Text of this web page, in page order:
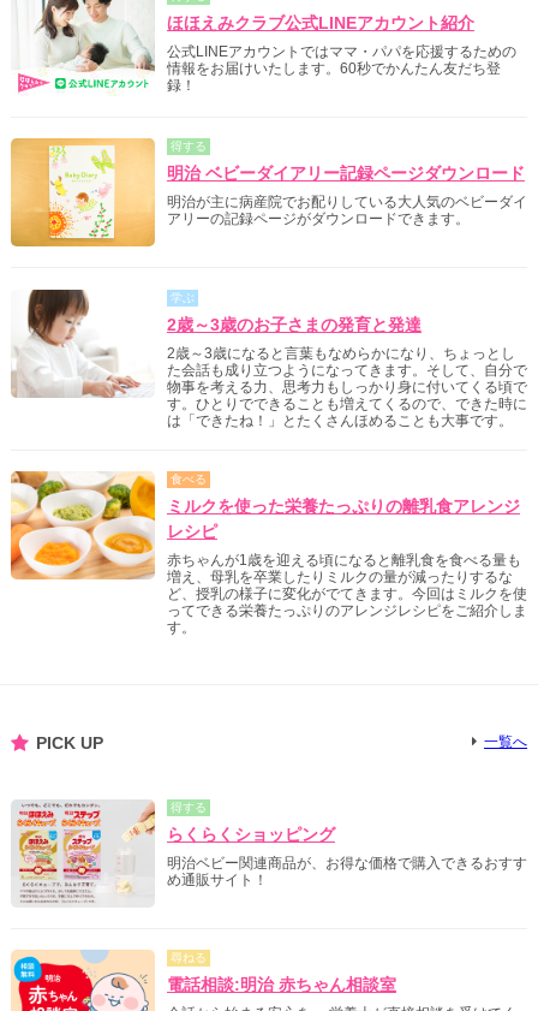
ほほえみクラブ公式LINEアカウント紹介
公式LINEアカウントではママ・パパを応援するための
情報をお届けいたします。60秒でかんたん友だち登
録！
得する
明治 ベビーダイアリー記録ページダウンロード
明治が主に病産院でお配りしている大人気のベビーダイ
アリーの記録ページがダウンロードできます。
学ぶ
2歳～3歳のお子さまの発育と発達
2歳～3歳になると言葉もなめらかになり、ちょっとし
た会話も成り立つようになってきます。そして、自分で
物事を考える力、思考力もしっかり身に付いてくる頃で
す。ひとりでできることも増えてくるので、できた時に
は「できたね！」とたくさんほめることも大事です。
食べる
ミルクを使った栄養たっぷりの離乳食アレンジ
レシピ
赤ちゃんが1歳を迎える頃になると離乳食を食べる量も
増え、母乳を卒業したりミルクの量が減ったりするな
ど、授乳の様子に変化がでてきます。今回はミルクを使
ってできる栄養たっぷりのアレンジレシピをご紹介しま
す。
PICK UP 一覧へ
得する
らくらくショッピング
明治ベビー関連商品が、お得な価格で購入できるおすす
め通販サイト！
尋ねる
電話相談:明治 赤ちゃん相談室